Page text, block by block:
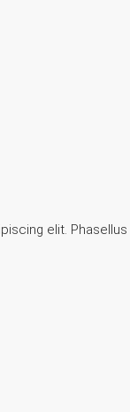
elit. Phasellus